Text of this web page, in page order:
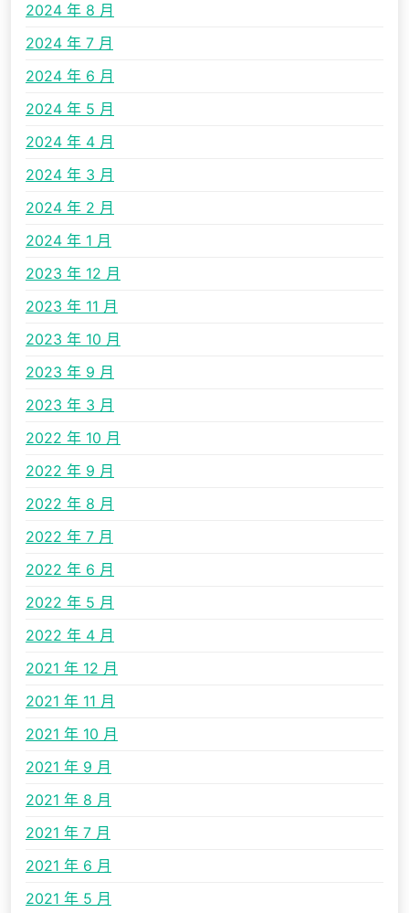
2024 年 8 月
2024 年 7 月
2024 年 6 月
2024 年 5 月
2024 年 4 月
2024 年 3 月
2024 年 2 月
2024 年 1 月
2023 年 12 月
2023 年 11 月
2023 年 10 月
2023 年 9 月
2023 年 3 月
2022 年 10 月
2022 年 9 月
2022 年 8 月
2022 年 7 月
2022 年 6 月
2022 年 5 月
2022 年 4 月
2021 年 12 月
2021 年 11 月
2021 年 10 月
2021 年 9 月
2021 年 8 月
2021 年 7 月
2021 年 6 月
2021 年 5 月